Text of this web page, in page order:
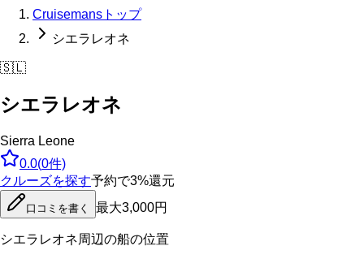
Cruisemansトップ
シエラレオネ
🇸🇱
シエラレオネ
Sierra Leone
0.0(0件)
クルーズを探す予約で3%還元
口コミを書く 最大3,000円
シエラレオネ周辺の船の位置